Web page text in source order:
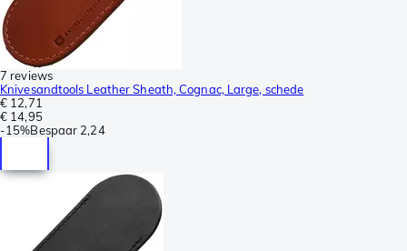
7 reviews
Knivesandtools Leather Sheath, Cognac, Large, schede
€ 12,71
€ 14,95
-15%Bespaar 2,24